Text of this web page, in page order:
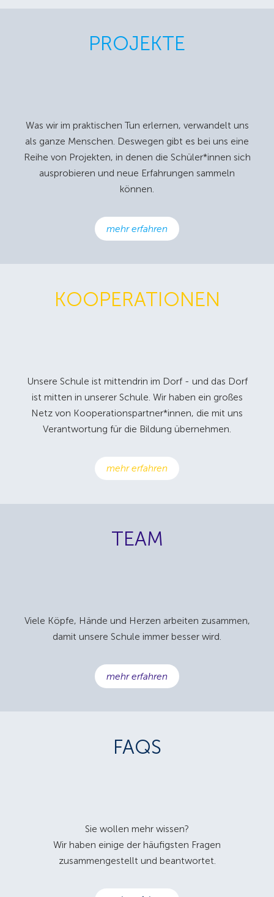
PROJEKTE
Was wir im praktischen Tun erlernen, verwandelt uns
als ganze Menschen. Deswegen gibt es bei uns eine
Reihe von Projekten, in denen die Schüler*innen sich
ausprobieren und neue Erfahrungen sammeln
können.
mehr erfahren
KOOPERATIONEN
Unsere Schule ist mittendrin im Dorf - und das Dorf
ist mitten in unserer Schule. Wir haben ein großes
Netz von Kooperationspartner*innen, die mit uns
Verantwortung für die Bildung übernehmen.
mehr erfahren
TEAM
Viele Köpfe, Hände und Herzen arbeiten zusammen,
damit unsere Schule immer besser wird.
mehr erfahren
FAQS
Sie wollen mehr wissen?
Wir haben einige der häufigsten Fragen
zusammengestellt und beantwortet.